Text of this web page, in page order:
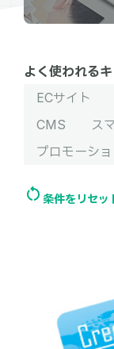
よく使われる
ECサイト
CMS
ス
プロモーシ
条件をリセッ